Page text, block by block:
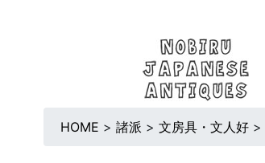
HOME > 諸派 > 文房具・文人好 >